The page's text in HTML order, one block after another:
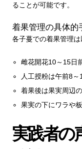
5.1.1.
6.トラブル
6.1.着果
6.1.1.
ることが可能です。
着果管理の具体的
各子蔓での着果管理は
雌花開花10～15日
人工授粉は午前8
着果後は果実周辺
果実の下にワラや
実践者の